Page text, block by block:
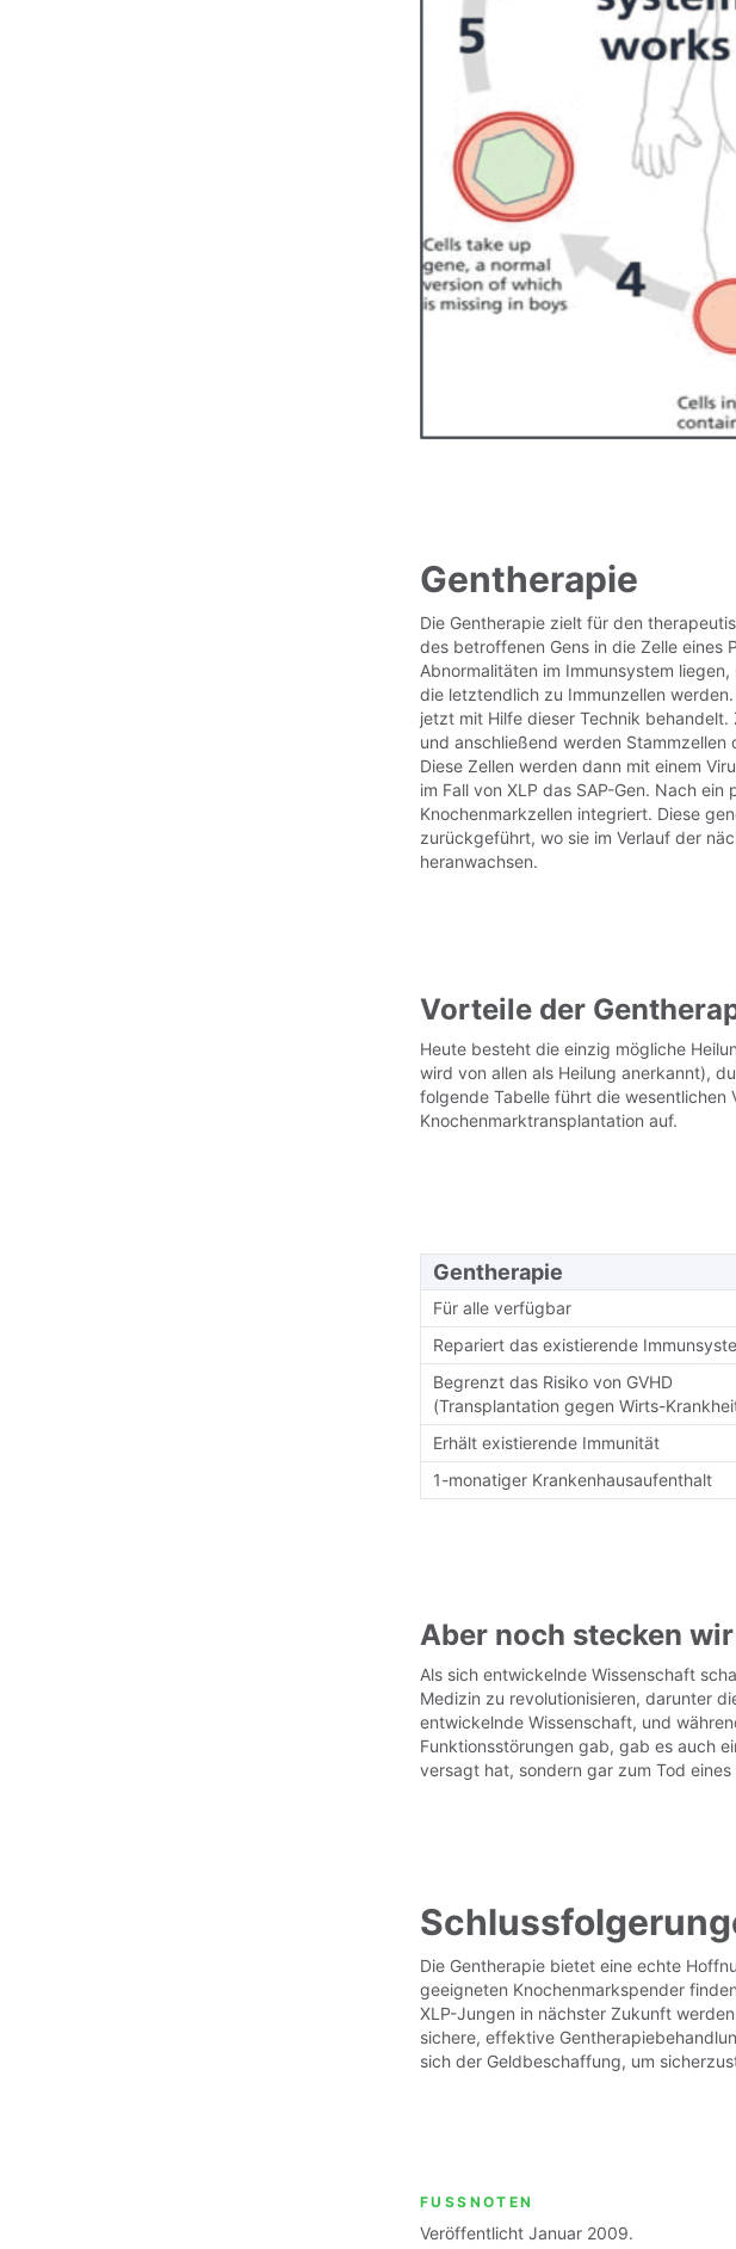
Gentherapie
Die Gentherapie zielt für den
des betroffenen Gens in die Zelle eines
Abnormalitäten im Immunsystem
die letztendlich zu Immunzellen
jetzt mit Hilfe dieser Technik
und anschließend werden
Diese Zellen werden dann mit einem
im Fall von XLP das SAP-Gen. Nach
Knochenmarkzellen integriert. Diese
zurückgeführt, wo sie im Verlauf der
heranwachsen.
Vorteile der
Heute besteht die einzig mögliche
wird von allen als Heilung anerkannt),
folgende Tabelle führt die wesentlichen
Knochenmarktransplantation auf.
Gentherapie
Für alle verfügbar
Repariert das existierende
Begrenzt das Risiko von GVHD
(Transplantation gegen Wirts-
Erhält existierende Immunität
1-monatiger Krankenhausaufenthalt
Aber noch stecken
Als sich entwickelnde Wissenschaft
Medizin zu revolutionisieren, darunter
entwickelnde Wissenschaft, und
Funktionsstörungen gab, gab es auch
versagt hat, sondern gar zum Tod
Die Gentherapie bietet eine echte
geeigneten Knochenmarkspender
XLP-Jungen in nächster Zukunft
sichere, effektive
sich der Geldbeschaffung, um
FUSSNOTEN
Veröffentlicht Januar 2009.